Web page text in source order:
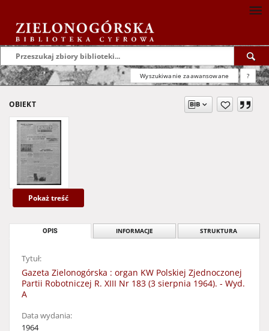
Wyszukiwanie zaawansowane ?
OBIEKT
Pokaż treść
OPIS INFORMACJE STRUKTURA
Tytuł:
Gazeta Zielonogórska : organ KW Polskiej Zjednoczonej
Partii Robotniczej R. XIII Nr 183 (3 sierpnia 1964). - Wyd.
A
Data wydania:
1964